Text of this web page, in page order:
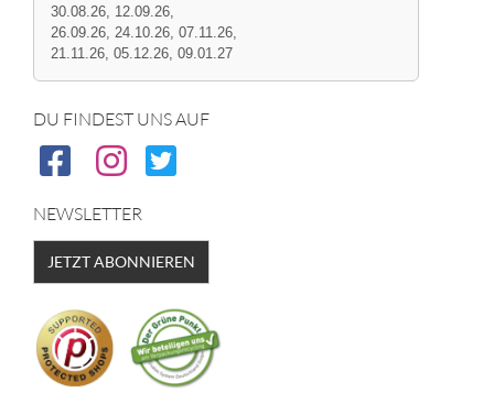
30.08.26, 12.09.26,
26.09.26, 24.10.26, 07.11.26,
21.11.26, 05.12.26, 09.01.27
DU FINDEST UNS AUF
NEWSLETTER
JETZT ABONNIEREN